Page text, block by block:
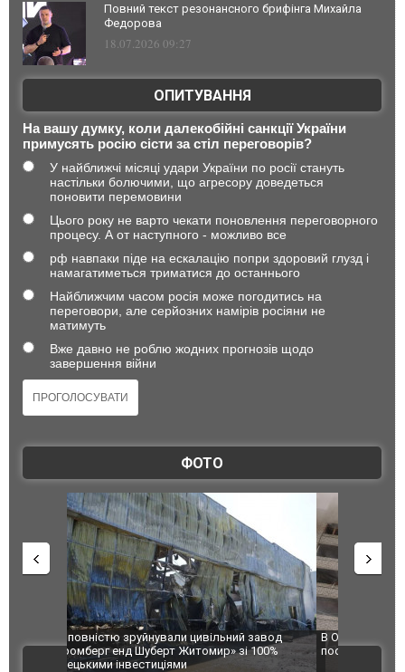
Повний текст резонансного брифінга Михайла
Федорова
18.07.2026 09:27
ОПИТУВАННЯ
На вашу думку, коли далекобійні санкції України
примусять росію сісти за стіл переговорів?
У найближчі місяці удари України по росії стануть
настільки болючими, що агресору доведеться
поновити перемовини
Цього року не варто чекати поновлення переговорного
процесу. А от наступного - можливо все
рф навпаки піде на ескалацію попри здоровий глузд і
намагатиметься триматися до останнього
Найближчим часом росія може погодитись на
переговори, але серйозних намірів росіяни не
матимуть
Вже давно не роблю жодних прогнозів щодо
завершення війни
ФОТО
В Одесі та Харкові різко зросла кількість
постраждалих від обстрілу РФ
Ворог
двоє
після
ВІДЕО